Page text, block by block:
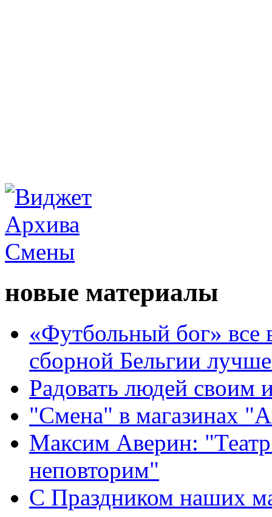
новые материалы
«Футбольный бог» все
сборной Бельгии
Радовать людей своим
"Смена" в магазинах
Максим Аверин:
неповторим"
С Праздником наших